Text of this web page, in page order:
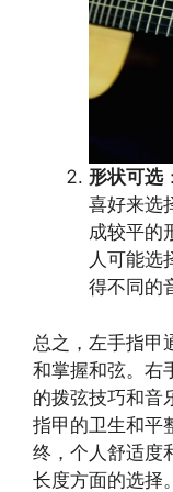
形状可选
喜好来选
成较平的
人可能选
得不同的
总之，左手指甲
和掌握和弦。右
的拨弦技巧和音
指甲的卫生和平
终，个人舒适度
长度方面的选择。